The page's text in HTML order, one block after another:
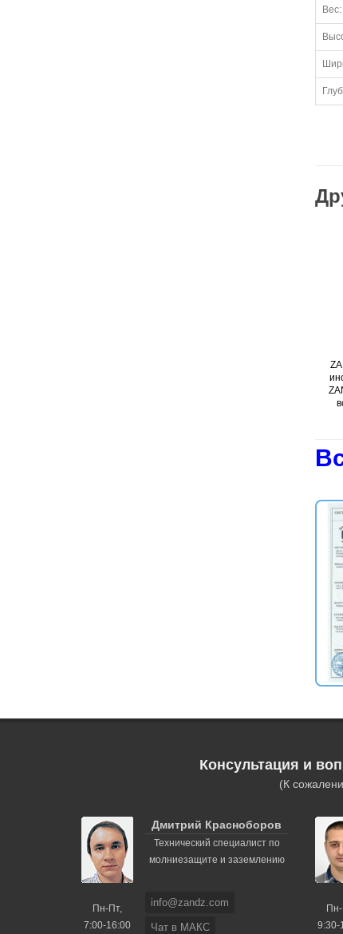
Вес:
Консультация и
(К
Пн-Пт,
7:00-16:00
Дмитрий Красноборов
Технический специалист по
молниезащите и заземлению
info@zandz.com
Чат в МАКС
9:30-